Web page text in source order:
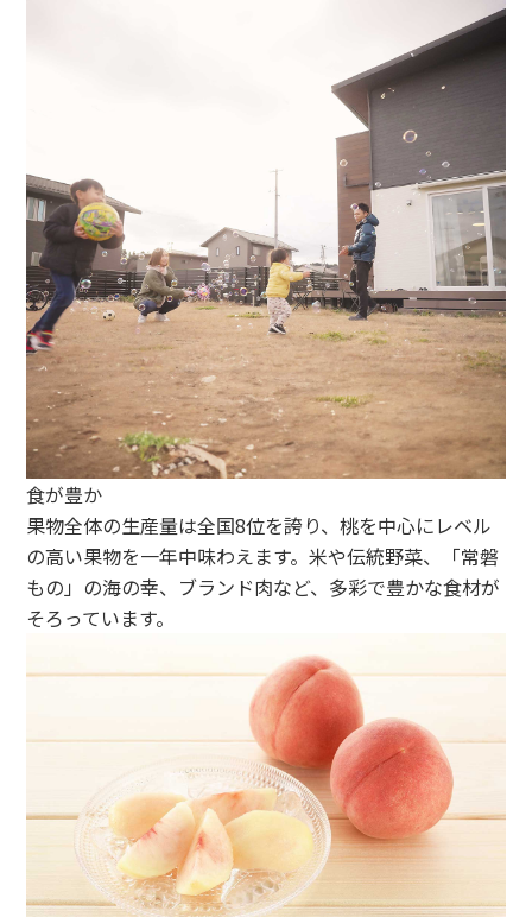
食が豊か
果物全体の生産量は全国8位を誇り、桃を中心にレベル
の高い果物を一年中味わえます。米や伝統野菜、「常磐
もの」の海の幸、ブランド肉など、多彩で豊かな食材が
そろっています。